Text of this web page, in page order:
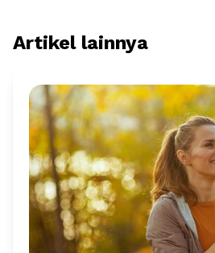
Artikel lainnya